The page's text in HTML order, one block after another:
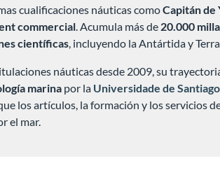
cualificaciones náuticas comoCapitán de
commercial. Acumula más de 20.000
científicas, incluyendo la Antártida y
náuticas desde 2009, su
marinapor la Universidade de
los artículos, la formación y los servicios
el mar.